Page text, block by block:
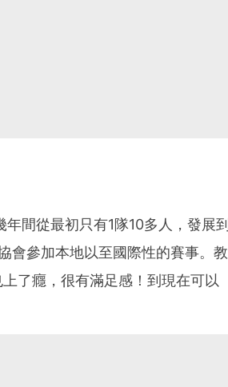
間從最初只有1隊10多人，發展到
會參加本地以至國際性的賽事。教
了癮，很有滿足感！到現在可以